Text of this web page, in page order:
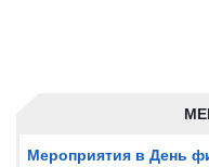
Мероприятия в День